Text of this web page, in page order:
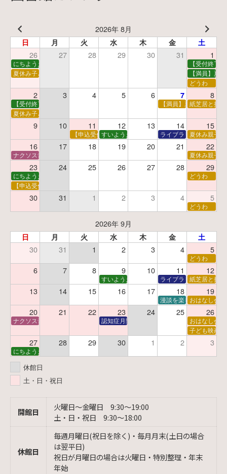
2026年 8月
日 月 火 水 木 金 土
26 27 28 29 30 31 1
にちようえほん
【受付終了
夏休み子ども映画会
【満員】夏
どうわ
2 3 4 5 6 7 8
【受付終了】親子で挑戦！調べ学習ワークショップ 【満員】夏休み科学あ
紙芝居と折
夏休み子ども平和映画会
9 10 11 12 13 14 15
【申込受付中】夏休みおはなし工作会
すいようえほん ライブラリーシアター
夏休み親子
16 17 18 19 20 21 22
ナクソス音楽会 第5回 NHK交響楽団創立100年 夏休み親子
23 24 25 26 27 28 29
にちようえほん
どうわ
【申込受付中】ゆうべのこわ～いおはなし会
30 31 1 2 3 4 5
どうわ
2026年 9月
日 月 火 水 木 金 土
30 31 1 2 3 4 5
どうわ
6 7 8 9 10 11 12
すいようえほん ライブラリーシアター
紙芝居と折
13 14 15 16 17 18 19
漫談を楽しむ会 ～漫談
おはなし会
20 21 22 23 24 25 26
ナクソス音楽会 第6回 宇宙を感じるクラシック認知症月間 特別映画会「調査屋マオさんの恋
おはなし会
子ども映画会
27 28 29 30 1 2 3
にちようえほん
休館日
土・日・祝日
開館日
火曜日〜金曜日 9:30〜19:00
土・日・祝日 9:30〜18:00
休館日
毎週月曜日(祝日を除く)・毎月月末(土日の場合
は翌平日)
祝日が月曜日の場合は火曜日・特別整理・年末
年始